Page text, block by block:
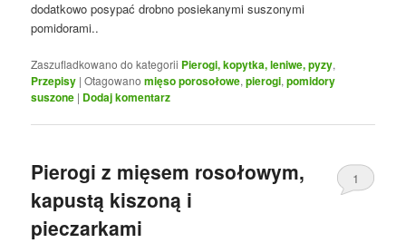
dodatkowo posypać drobno posiekanymi suszonymi
pomidorami..
Zaszufladkowano do kategorii Pierogi, kopytka, leniwe, pyzy,
Przepisy |Otagowano mięso porosołowe,pierogi,pomidory
suszone | Dodaj komentarz
Pierogi z mięsem rosołowym,
kapustą kiszoną i
pieczarkami
1